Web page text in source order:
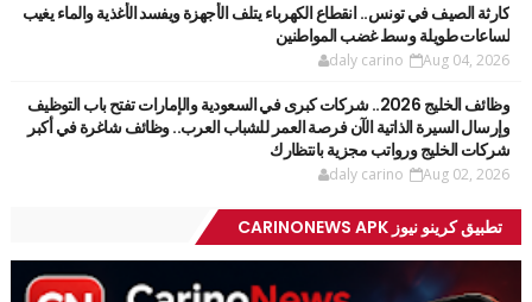
كارثة الصيف في تونس.. انقطاع الكهرباء يتلف الأجهزة ويفسد الأغذية والماء يغيب
لساعات طويلة وسط غضب المواطنين
daly carino Aug 04, 2026
وظائف الخليج 2026.. شركات كبرى في السعودية والإمارات تفتح باب التوظيف
وإرسال السيرة الذاتية الآن فرصة العمر للشباب العرب.. وظائف شاغرة في أكبر
شركات الخليج ورواتب مجزية بانتظارك
daly carino Aug 02, 2026
تطبيق كرينو نيوز CARINONEWS APK